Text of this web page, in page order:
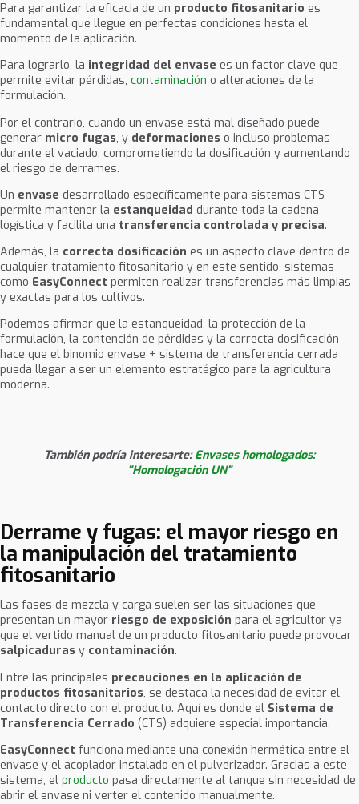
Para garantizar la eficacia de un producto fitosanitario es
fundamental que llegue en perfectas condiciones hasta el
momento de la aplicación.
Para lograrlo, la integridad del envase es un factor clave que
permite evitar pérdidas, contaminación o alteraciones de la
formulación.
Por el contrario, cuando un envase está mal diseñado puede
generar micro fugas, y deformaciones o incluso problemas
durante el vaciado, comprometiendo la dosificación y aumentando
el riesgo de derrames.
Un envase desarrollado específicamente para sistemas CTS
permite mantener la estanqueidad durante toda la cadena
logística y facilita una transferencia controlada y precisa.
Además, la correcta dosificación es un aspecto clave dentro de
cualquier tratamiento fitosanitario y en este sentido, sistemas
como EasyConnect permiten realizar transferencias más limpias
y exactas para los cultivos.
Podemos afirmar que la estanqueidad, la protección de la
formulación, la contención de pérdidas y la correcta dosificación
hace que el binomio envase + sistema de transferencia cerrada
pueda llegar a ser un elemento estratégico para la agricultura
moderna.
También podría interesarte:Envases homologados:
"Homologación UN"
Derrame y fugas: el mayor riesgo en
la manipulación del tratamiento
fitosanitario
Las fases de mezcla y carga suelen ser las situaciones que
presentan un mayor riesgo de exposición para el agricultor ya
que el vertido manual de un producto fitosanitario puede provocar
salpicaduras y contaminación.
Entre las principales precauciones en la aplicación de
productos fitosanitarios, se destaca la necesidad de evitar el
contacto directo con el producto. Aquí es donde el Sistema de
Transferencia Cerrado (CTS) adquiere especial importancia.
EasyConnect funciona mediante una conexión hermética entre el
envase y el acoplador instalado en el pulverizador. Gracias a este
sistema, el producto pasa directamente al tanque sin necesidad de
abrir el envase ni verter el contenido manualmente.